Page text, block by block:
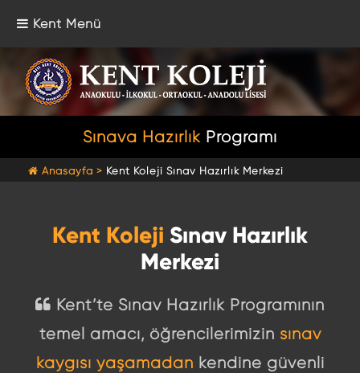
Kent Menü
Sınava Hazırlık Programı
Anasayfa > Kent Koleji Sınav Hazırlık Merkezi
Kent Koleji Sınav Hazırlık
Merkezi
Kent’te Sınav Hazırlık Programının
temel amacı, öğrencilerimizin sınav
kaygısı yaşamadan kendine güvenli